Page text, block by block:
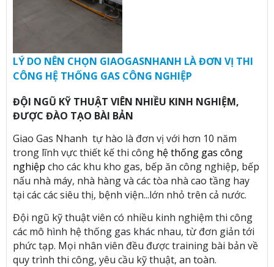
LÝ DO NÊN CHỌN GIAOGASNHANH LÀ ĐƠN VỊ THI
CÔNG HỆ THỐNG GAS CÔNG NGHIỆP
ĐỘI NGŨ KỸ THUẬT VIÊN NHIỀU KINH NGHIỆM,
ĐƯỢC ĐÀO TẠO BÀI BẢN
Giao Gas Nhanh tự hào là đơn vị với hơn 10 năm
trong lĩnh vực thiết kế thi công hệ thống gas công
nghiệp cho các khu kho gas, bếp ăn công nghiệp, bếp
nấu nhà máy, nhà hàng và các tòa nhà cao tầng hay
tại các các siêu thị, bệnh viện...lớn nhỏ trên cả nước.
Đội ngũ kỹ thuật viên có nhiều kinh nghiệm thi công
các mô hình hệ thống gas khác nhau, từ đơn giản tới
phức tạp. Mọi nhân viên đều được training bài bản về
quy trình thi công, yêu cầu kỹ thuật, an toàn.